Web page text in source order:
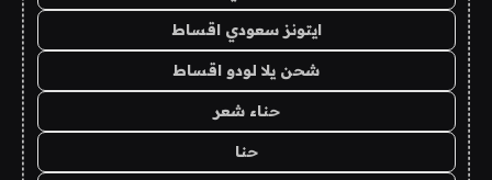
ايتونز سعودي اقساط
شحن يلا لودو اقساط
حناء شعر
حنا